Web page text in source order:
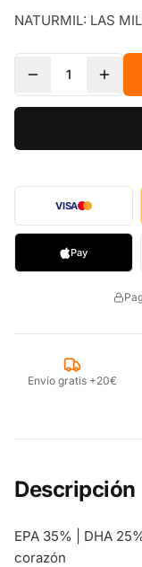
NATURMIL: LAS
1
VISA
Pay
Envío gratis +20€
Descripción
EPA 35% | DHA
corazón